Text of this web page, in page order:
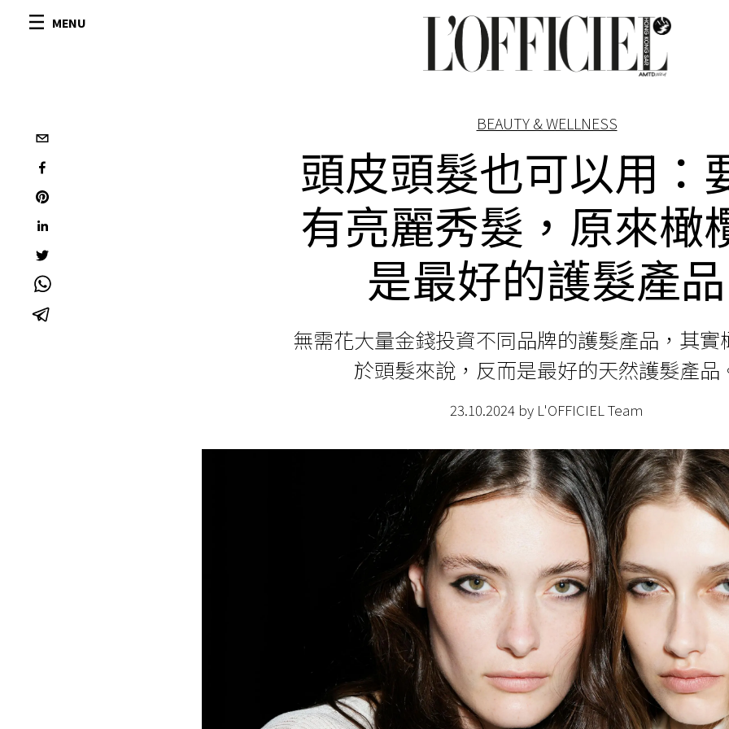
MENU
BEAUTY & WELLNESS
頭皮頭髮也可以用：
有亮麗秀髮，原來橄
是最好的護髮產品
無需花大量金錢投資不同品牌的護髮產品，其實
於頭髮來說，反而是最好的天然護髮產品
23.10.2024 by L'OFFICIEL Team